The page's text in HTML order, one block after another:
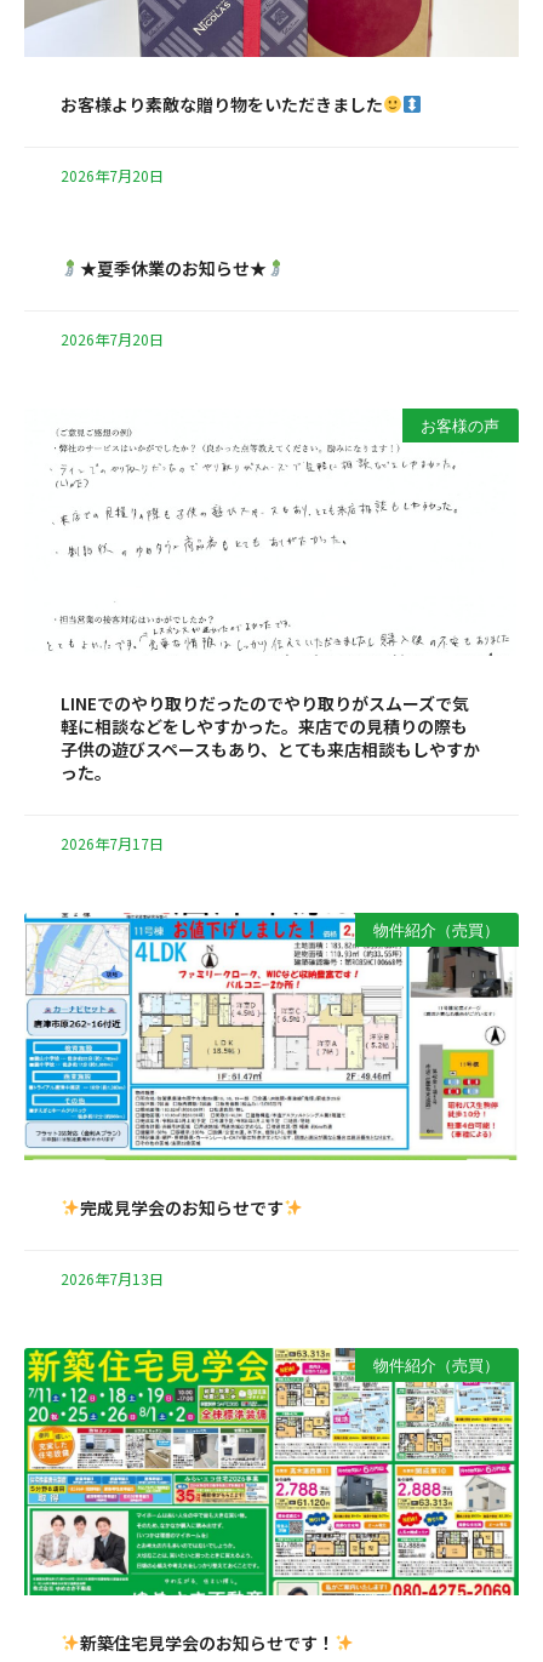
お客様より素敵な贈り物をいただきました
2026年7月20日
★夏季休業のお知らせ★
2026年7月20日
お客様の声
LINEでのやり取りだったのでやり取りがスムーズで気
軽に相談などをしやすかった。来店での見積りの際も
子供の遊びスペースもあり、とても来店相談もしやすか
った。
2026年7月17日
物件紹介（売買）
完成見学会のお知らせです
2026年7月13日
物件紹介（売買）
新築住宅見学会のお知らせです！